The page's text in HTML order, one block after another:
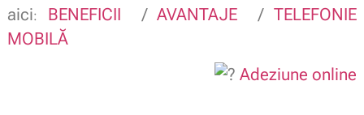
aici: BENEFICII /AVANTAJE /TELEFONIE
MOBILĂ
Adeziune online